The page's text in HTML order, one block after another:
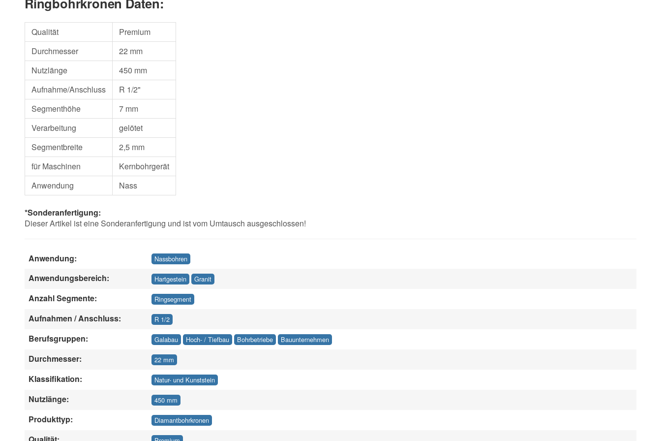
Qualität
Premium
Durchmesser
22 mm
Nutzlänge
450 mm
Aufnahme/Anschluss
R 1/2"
Segmenthöhe
7 mm
Verarbeitung
gelötet
Segmentbreite
2,5 mm
für Maschinen
Kernbohrgerät
Anwendung
Nass
*Sonderanfertigung:
Dieser Artikel ist eine Sonderanfertigung und ist vom Umtausch ausgeschlossen!
Anwendung: Nassbohren
Anwendungsbereich: Hartgestein Granit
Anzahl Segmente: Ringsegment
Aufnahmen / Anschluss: R 1/2
Berufsgruppen: Galabau Hoch- / Tiefbau Bohrbetriebe Bauunternehmen
Durchmesser: 22 mm
Klassifikation: Natur- und Kunststein
Nutzlänge: 450 mm
Produkttyp: Diamantbohrkronen